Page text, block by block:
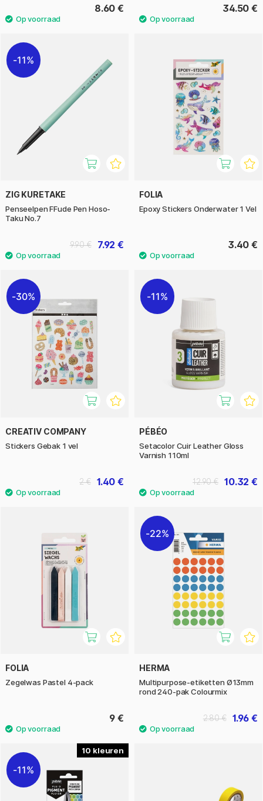
8.60 € 34.50 €
11%
ZIG KURETAKE
Penseelpen FFude Pen Hoso-
Taku No.7
7.92 €
9.90 €
FOLIA
Epoxy Stickers Onderwater 1 Vel
3.40 €
30%
CREATIV COMPANY
Stickers Gebak 1 vel
1.40 €
2 €
11%
PÉBÉO
Setacolor Cuir Leather Gloss
Varnish 110ml
10.32 €
12.90 €
FOLIA
Zegelwas Pastel 4-pack
9 €
22%
HERMA
Multipurpose-etiketten Ø13mm
rond 240-pak Colourmix
1.96 €
2.80 €
10
11%